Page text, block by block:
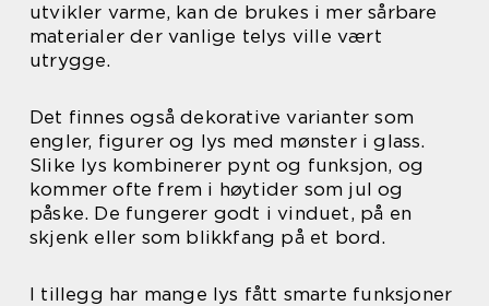
utvikler varme, kan de brukes i mer sårbare
materialer der vanlige telys ville vært
utrygge.
Det finnes også dekorative varianter som
engler, figurer og lys med mønster i glass.
Slike lys kombinerer pynt og funksjon, og
kommer ofte frem i høytider som jul og
påske. De fungerer godt i vinduet, på en
skjenk eller som blikkfang på et bord.
I tillegg har mange lys fått smarte funksjoner